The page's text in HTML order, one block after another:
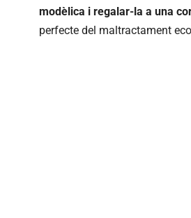
modèlica i regalar-la a una
perfecte del maltractament